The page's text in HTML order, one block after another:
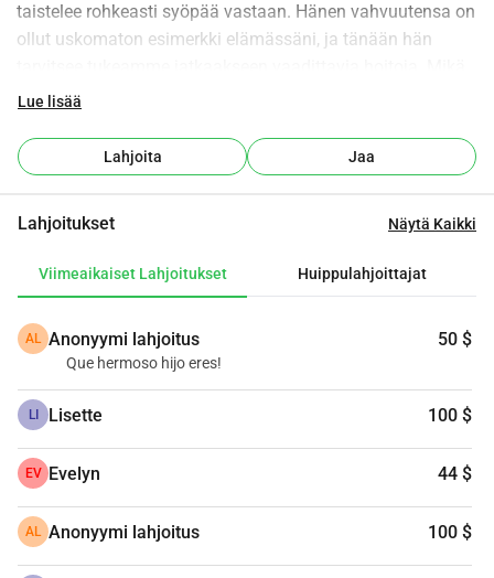
taistelee rohkeasti syöpää vastaan. Hänen vahvuutensa on
ollut uskomaton esimerkki elämässäni, ja tänään hän
tahansa panostus, koosta riippumatta, tekee suuren eron
Kiitos, että olet kanssamme tässä vaikeassa hetkessä ja
autat pelastamaan äitini.
Lue lisää
Lahjoita Jaa
Lahjoitukset Näytä Kaikki
Viimeaikaiset Lahjoitukset Huippulahjoittajat
AL Anonyymi lahjoitus 50 $
Que hermoso hijo eres!
LI Lisette 100 $
EV Evelyn 44 $
AL Anonyymi lahjoitus 100 $